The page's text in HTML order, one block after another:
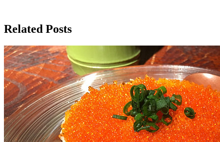
Related Posts